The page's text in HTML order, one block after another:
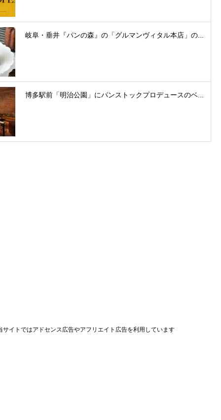
岐阜・垂井『パンの森』の「グルマンヴィタル本店」の...
博多駅前「明治公園」にパンストックプロデュースのベ...
サイトではアドセンス広告やアフリエイト広告を利用しています